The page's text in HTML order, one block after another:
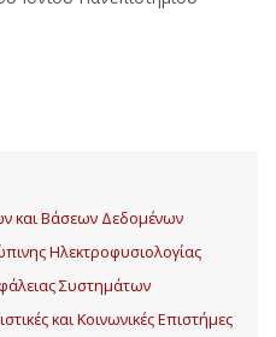
και Βάσεων Δεδομένων
Ηλεκτροφυσιολογίας
Συστημάτων
και Κοινωνικές Επιστήμες